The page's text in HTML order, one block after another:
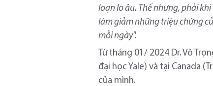
loạn lo âu. Thế nhưng, phải
làm giảm những triệu chứng
mỗi ngày".
Từ tháng 01/ 2024 Dr. Võ
đại học Yale) và tại Canada
của mình.